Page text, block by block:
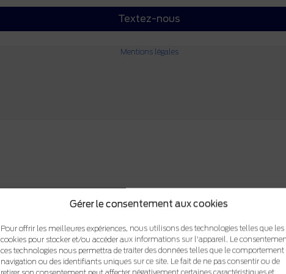
Gérer le consentement aux cookies
Pour offrir les meilleures expériences, nous utilisons des technologies telles que les
cookies pour stocker et/ou accéder aux informations sur l'appareil. Le
ces technologies nous permettra de traiter des données telles que le comportement
navigation ou des identifiants uniques sur ce site. Le fait de ne pas consentir ou de
retirer son consentement peut affecter négativement certaines caractéristiques et
Textez-nous
Mentions légales